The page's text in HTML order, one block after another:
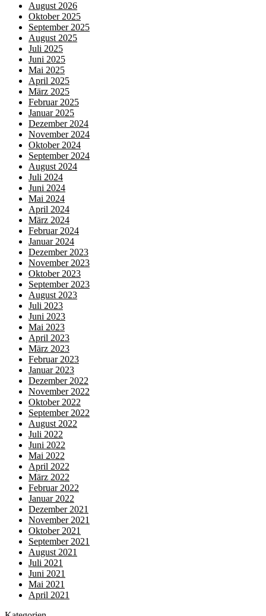
August 2026
Oktober 2025
September 2025
August 2025
Juli 2025
Juni 2025
Mai 2025
April 2025
März 2025
Februar 2025
Januar 2025
Dezember 2024
November 2024
Oktober 2024
September 2024
August 2024
Juli 2024
Juni 2024
Mai 2024
April 2024
März 2024
Februar 2024
Januar 2024
Dezember 2023
November 2023
Oktober 2023
September 2023
August 2023
Juli 2023
Juni 2023
Mai 2023
April 2023
März 2023
Februar 2023
Januar 2023
Dezember 2022
November 2022
Oktober 2022
September 2022
August 2022
Juli 2022
Juni 2022
Mai 2022
April 2022
März 2022
Februar 2022
Januar 2022
Dezember 2021
November 2021
Oktober 2021
September 2021
August 2021
Juli 2021
Juni 2021
Mai 2021
April 2021